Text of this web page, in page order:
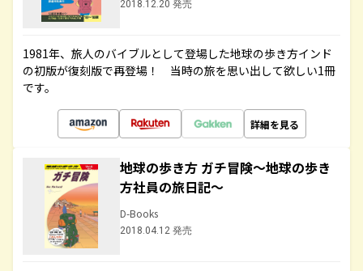
2018.12.20 発売
1981年、旅人のバイブルとして登場した地球の歩き方インド
の初版が復刻版で再登場！ 当時の旅を思い出して欲しい1冊
です。
詳細を見る
地球の歩き方 ガチ冒険～地球の歩き
方社員の旅日記～
D-Books
2018.04.12 発売